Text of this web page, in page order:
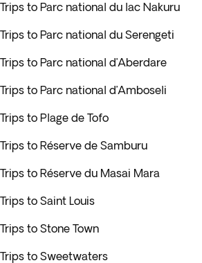
Trips to Parc national du lac Nakuru
Trips to Parc national du Serengeti
Trips to Parc national d’Aberdare
Trips to Parc national d’Amboseli
Trips to Plage de Tofo
Trips to Réserve de Samburu
Trips to Réserve du Masai Mara
Trips to Saint Louis
Trips to Stone Town
Trips to Sweetwaters